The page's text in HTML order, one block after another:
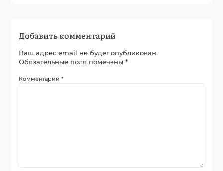
Добавить комментарий
Ваш адрес email не будет опубликован.
Обязательные поля помечены*
Комментарий*